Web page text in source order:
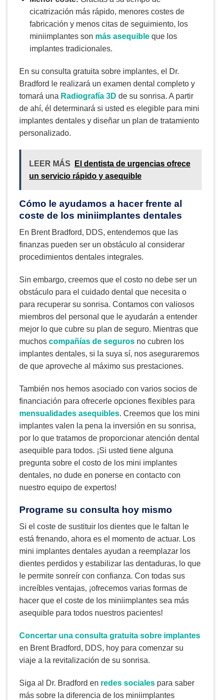
cicatrización más rápido, menores costes de
fabricación y menos citas de seguimiento, los
miniimplantes son más asequibleque los
implantes tradicionales.
En su consulta gratuita sobre implantes, el Dr.
Bradford le realizará un examen dental completo y
tomará una Radiografía 3D de su sonrisa. A partir
de ahí, él determinará si usted es elegible para mini
implantes dentales y diseñar un plan de tratamiento
personalizado.
LEER MÁS
El dentista de urgencias ofrece
un servicio rápido y asequible
Cómo le ayudamos a hacer frente al
coste de los miniimplantes dentales
En Brent Bradford, DDS, entendemos que las
finanzas pueden ser un obstáculo al considerar
procedimientos dentales integrales.
Sin embargo, creemos que el costo no debe ser un
obstáculo para el cuidado dental que necesita o
para recuperar su sonrisa. Contamos con valiosos
miembros del personal que le ayudarán a entender
mejor lo que cubre su plan de seguro. Mientras que
muchos compañías de seguros no cubren los
implantes dentales, si la suya sí, nos aseguraremos
de que aproveche al máximo sus prestaciones.
También nos hemos asociado con varios socios de
financiación para ofrecerle opciones flexibles para
mensualidades asequibles. Creemos que los mini
implantes valen la pena la inversión en su sonrisa,
por lo que tratamos de proporcionar atención dental
asequible para todos. ¡Si usted tiene alguna
pregunta sobre el costo de los mini implantes
dentales, no dude en ponerse en contacto con
nuestro equipo de expertos!
Programe su consulta hoy mismo
Si el coste de sustituir los dientes que le faltan le
está frenando, ahora es el momento de actuar. Los
mini implantes dentales ayudan a reemplazar los
dientes perdidos y estabilizar las dentaduras, lo que
le permite sonreír con confianza. Con todas sus
increíbles ventajas, ¡ofrecemos varias formas de
hacer que el coste de los miniimplantes sea más
asequible para todos nuestros pacientes!
Concertar una consulta gratuita sobre implantes
en Brent Bradford, DDS, hoy para comenzar su
viaje a la revitalización de su sonrisa.
Siga al Dr. Bradford en redes sociales para saber
más sobre la diferencia de los miniimplantes